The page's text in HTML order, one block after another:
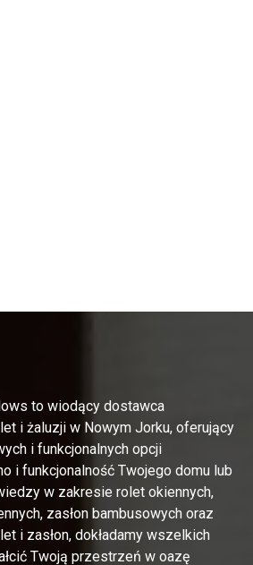
to wiodący dostawca
i żaluzji w Nowym Jorku, oferujący
i funkcjonalnych opcji
i funkcjonalność Twojego domu lub
w zakresie rolet okiennych,
zasłon bambusowych oraz
i zasłon, dokładamy wszelkich
Twoją przestrzeń w oazę